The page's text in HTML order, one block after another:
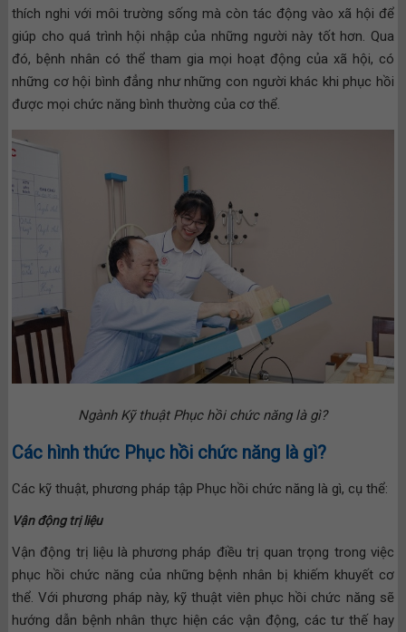
thích nghi với môi trường sống mà còn tác động vào xã hội để
giúp cho quá trình hội nhập của những người này tốt hơn. Qua
đó, bệnh nhân có thể tham gia mọi hoạt động của xã hội, có
những cơ hội bình đẳng như những con người khác khi phục hồi
được mọi chức năng bình thường của cơ thể.
Ngành Kỹ thuật Phục hồi chức năng là gì?
Các hình thức Phục hồi chức năng là gì?
Các kỹ thuật, phương pháp tập Phục hồi chức năng là gì, cụ thể:
Vận động trị liệu
Vận động trị liệu là phương pháp điều trị quan trọng trong việc
phục hồi chức năng của những bệnh nhân bị khiếm khuyết cơ
thể. Với phương pháp này, kỹ thuật viên phục hồi chức năng sẽ
hướng dẫn bệnh nhân thực hiện các vận động, các tư thế hay